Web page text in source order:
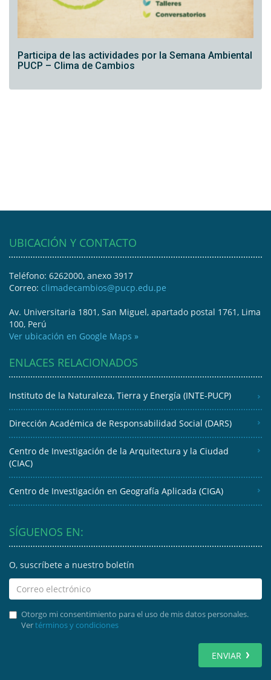
Participa de las actividades por la Semana Ambiental
PUCP – Clima de Cambios
UBICACIÓN Y CONTACTO
Teléfono: 6262000, anexo 3917
Correo: climadecambios@pucp.edu.pe
Av. Universitaria 1801, San Miguel, apartado postal 1761, Lima
100, Perú
Ver ubicación en Google Maps »
ENLACES RELACIONADOS
Instituto de la Naturaleza, Tierra y Energía (INTE-PUCP)
Dirección Académica de Responsabilidad Social (DARS)
Centro de Investigación de la Arquitectura y la Ciudad
(CIAC)
Centro de Investigación en Geografía Aplicada (CIGA)
SÍGUENOS EN:
O, suscríbete a nuestro boletín
Otorgo mi consentimiento para el uso de mis datos personales.
Vertérminos y condiciones
ENVIAR